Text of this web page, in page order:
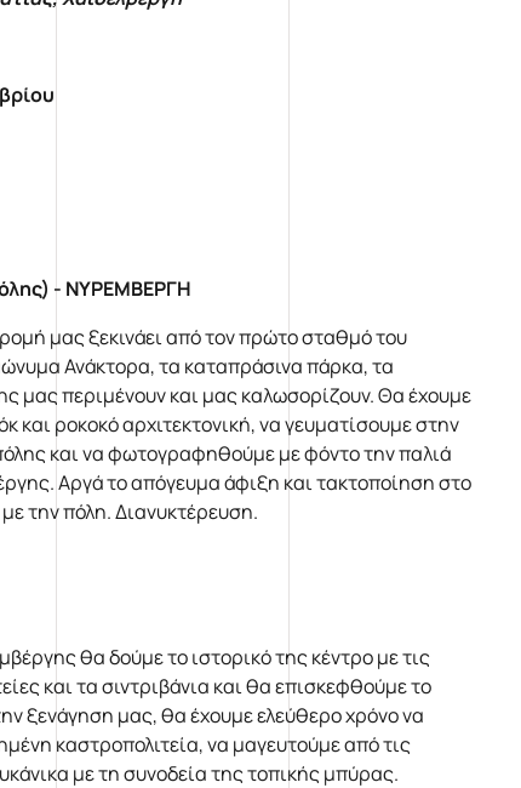
- ΝΥΡΕΜΒΕΡΓΗ
μας ξεκινάει από τον πρώτο σταθμό του
Ανάκτορα, τα καταπράσινα πάρκα, τα
μας περιμένουν και μας καλωσορίζουν. Θα έχουμε
ροκοκό αρχιτεκτονική, να γευματίσουμε στην
και να φωτογραφηθούμε με φόντο την παλιά
Αργά το απόγευμα άφιξη και τακτοποίηση στο
την πόλη. Διανυκτέρευση.
θα δούμε το ιστορικό της κέντρο με τις
και τα σιντριβάνια και θα επισκεφθούμε το
ξενάγηση μας, θα έχουμε ελεύθερο χρόνο να
καστροπολιτεία, να μαγευτούμε από τις
με τη συνοδεία της τοπικής μπύρας.